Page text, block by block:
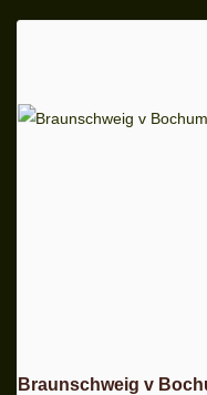
Braunschweig v